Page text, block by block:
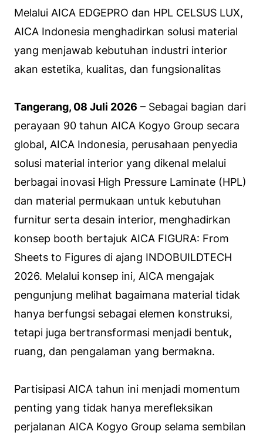
Melalui AICA EDGEPRO dan HPL CELSUS LUX,
AICA Indonesia menghadirkan solusi material
yang menjawab kebutuhan industri interior
akan estetika, kualitas, dan fungsionalitas
Tangerang, 08 Juli 2026 – Sebagai bagian dari
perayaan 90 tahun AICA Kogyo Group secara
global, AICA Indonesia, perusahaan penyedia
solusi material interior yang dikenal melalui
berbagai inovasi High Pressure Laminate (HPL)
dan material permukaan untuk kebutuhan
furnitur serta desain interior, menghadirkan
konsep booth bertajuk AICA FIGURA: From
Sheets to Figures di ajang INDOBUILDTECH
2026. Melalui konsep ini, AICA mengajak
pengunjung melihat bagaimana material tidak
hanya berfungsi sebagai elemen konstruksi,
tetapi juga bertransformasi menjadi bentuk,
ruang, dan pengalaman yang bermakna.
Partisipasi AICA tahun ini menjadi momentum
penting yang tidak hanya merefleksikan
perjalanan AICA Kogyo Group selama sembilan